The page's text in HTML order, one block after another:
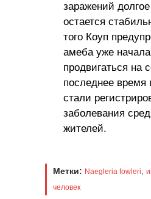
заражений
остается
того Коуп
амеба уже начала
продвигаться на
последнее время
стали
заболевания
жителей.
Метки: Naegleria fowleri
человек